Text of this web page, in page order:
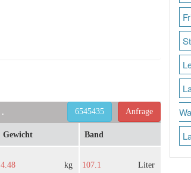
6545435 Anfrage
6545435
Gewicht
4.48 kg
Band
107.1 Liter